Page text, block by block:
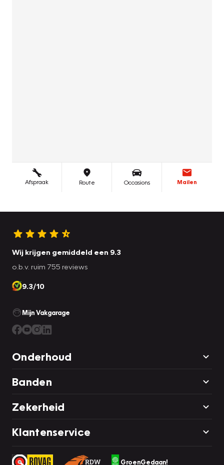
Wij krijgen gemiddeld een 9.3
o.b.v. ruim 755 reviews
9.3/10
Mijn Vakgarage
Onderhoud
Banden
Zekerheid
Klantenservice
GroenGedaan!